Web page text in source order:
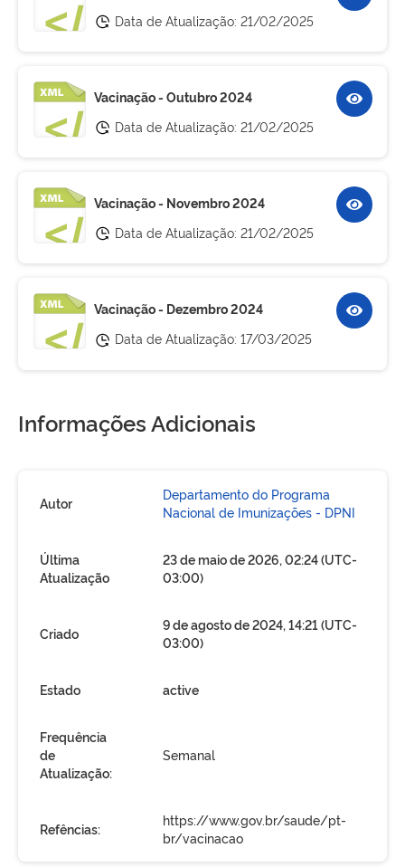
Data de Atualização: 21/02/2025
Vacinação - Outubro 2024
Data de Atualização: 21/02/2025
Vacinação - Novembro 2024
Data de Atualização: 21/02/2025
Vacinação - Dezembro 2024
Data de Atualização: 17/03/2025
Informações Adicionais
Autor
Departamento do Programa
Nacional de Imunizações - DPNI
Última
Atualização
23 de maio de 2026, 02:24 (UTC-
03:00)
Criado
9 de agosto de 2024, 14:21 (UTC-
03:00)
Estado active
Frequência
de
Atualização:
Semanal
Refências:
https://www.gov.br/saude/pt-
br/vacinacao